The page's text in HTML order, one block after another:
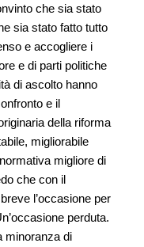
che sia stato
sia stato fatto tutto
e accogliere i
e di parti politiche
di ascolto hanno
e il
della riforma
migliorabile
migliore di
che con il
l’occasione per
perduta.
minoranza di